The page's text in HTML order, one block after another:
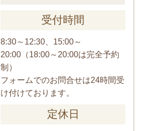
受付時間
8:30～12:30、15:00～
20:00（18:00～20:00は完全予約
制）
フォームでのお問合せは24時間受
け付けております。
定休日